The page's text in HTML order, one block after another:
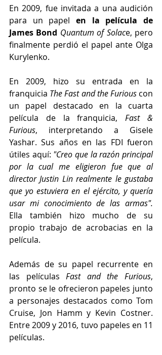
En 2009, fue invitada a una audición
para un papel en la película de
James Bond Quantum of Solace, pero
finalmente perdió el papel ante Olga
Kurylenko.
En 2009, hizo su entrada en la
franquicia The Fast and the Furious con
un papel destacado en la cuarta
película de la franquicia, Fast &
Furious, interpretando a Gisele
Yashar. Sus años en las FDI fueron
útiles aquí: "Creo que la razón principal
por la cual me eligieron fue que al
director Justin Lin realmente le gustaba
que yo estuviera en el ejército, y quería
usar mi conocimiento de las armas".
Ella también hizo mucho de su
propio trabajo de acrobacias en la
película.
Además de su papel recurrente en
las películas Fast and the Furious,
pronto se le ofrecieron papeles junto
a personajes destacados como Tom
Cruise, Jon Hamm y Kevin Costner.
Entre 2009 y 2016, tuvo papeles en 11
películas.